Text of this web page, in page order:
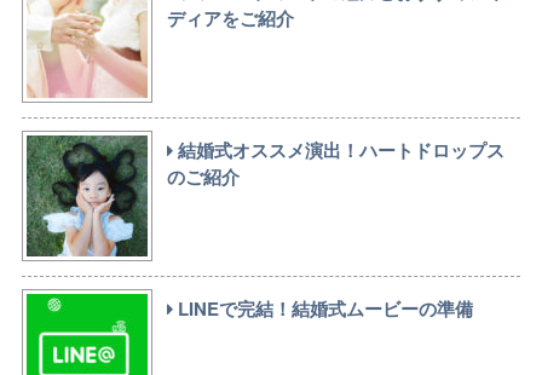
ディアをご紹介
結婚式オススメ演出！ハートドロップス
のご紹介
LINEで完結！結婚式ムービーの準備